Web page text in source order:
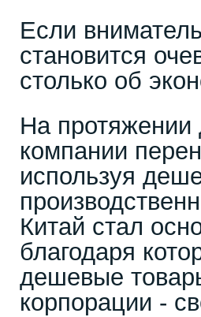
Если
становится
столько об
На протяжении
компании
используя
Китай стал
благодаря
дешевые
корпорации -